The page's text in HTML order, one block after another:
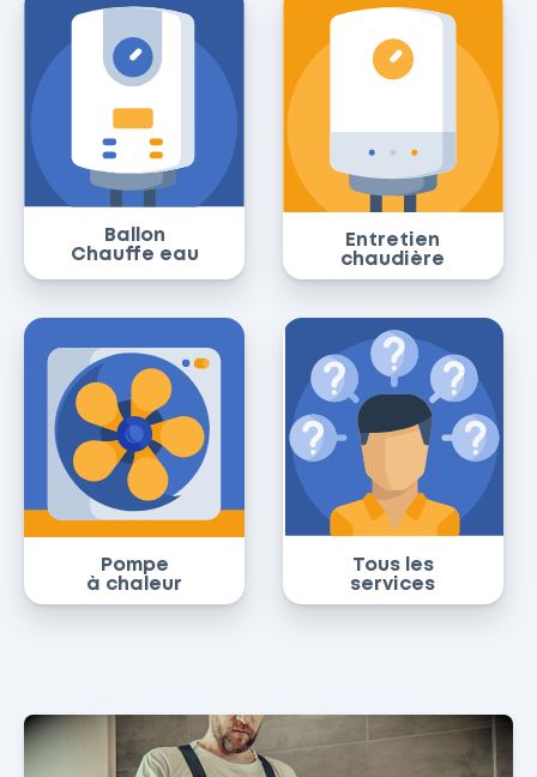
Ballon
Chauffe eau
Entretien
chaudière
Pompe
à chaleur
Tous les
services